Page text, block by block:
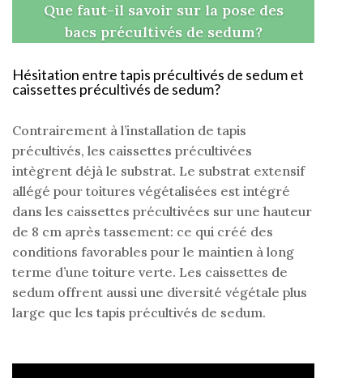
Que faut-il savoir sur la pose des
bacs précultivés de sedum?
Hésitation entre tapis précultivés de sedum et
caissettes précultivés de sedum?
Contrairement à l’installation de tapis
précultivés, les caissettes précultivées
intègrent déjà le substrat. Le substrat extensif
allégé pour toitures végétalisées est intégré
dans les caissettes précultivées sur une hauteur
de 8 cm après tassement: ce qui créé des
conditions favorables pour le maintien à long
terme d’une toiture verte. Les caissettes de
sedum offrent aussi une diversité végétale plus
large que les tapis précultivés de sedum.